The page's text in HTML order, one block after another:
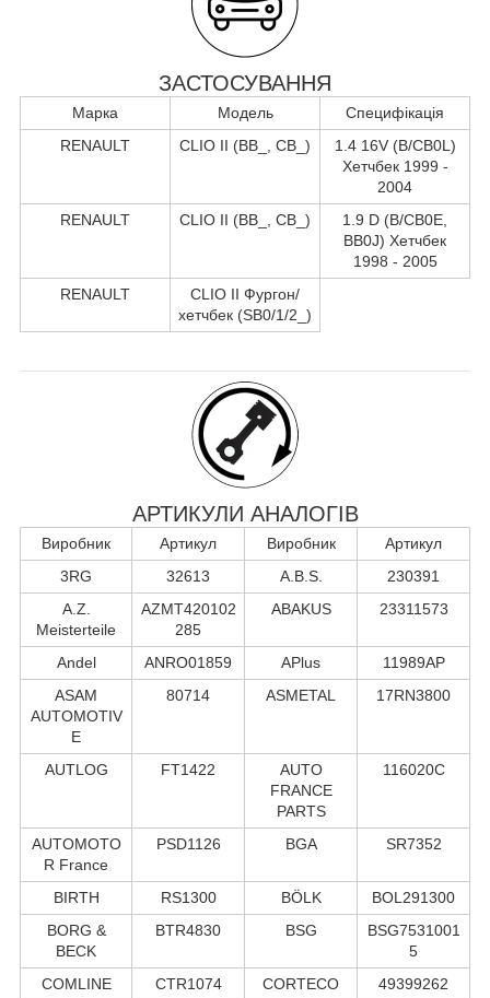
ЗАСТОСУВАННЯ
Марка Модель
Специфікація
RENAULT
CLIO II (BB_, CB_)
1.4 16V (B/CB0L)
Хетчбек 1999 -
2004
RENAULT
CLIO II (BB_, CB_)
1.9 D (B/CB0E,
BB0J) Хетчбек
1998 - 2005
RENAULT
CLIO II Фургон/
хетчбек (SB0/1/2_)
АРТИКУЛИ АНАЛОГІВ
Виробник Артикул Виробник
Артикул
3RG
32613 A.B.S.
230391
A.Z.
Meisterteile
AZMT420102
285
ABAKUS 23311573
Andel ANRO01859 APlus
11989AP
ASAM
AUTOMOTIV
E
80714 ASMETAL 17RN3800
AUTLOG FT1422
AUTO
FRANCE
PARTS
116020C
AUTOMOTO
R France
PSD1126 BGA SR7352
BIRTH RS1300 BÖLK
BOL291300
BORG &
BECK
BTR4830 BSG
BSG7531001
5
COMLINE
CTR1074 CORTECO
49399262